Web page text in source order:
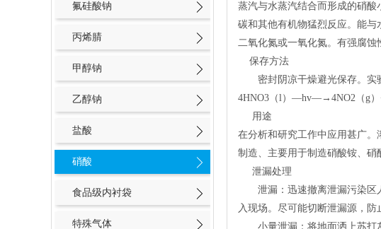
氟硅酸钠
丙烯腈
甲醇钠
乙醇钠
盐酸
硝酸
食品级内衬袋
特殊气体
蒸汽与水蒸汽结合而形成的硝酸
碳和其他有机物猛烈反应。能与
二氧化氮或一氧化氮。有强腐蚀
保存方法
密封阴凉干燥避光保存。实验
4HNO3（l）—hv—→4NO2（g）
用途
在分析和研究工作中应用甚广
制造、主要用于制造硝酸铵、硝
泄漏处理
泄漏：迅速撤离泄漏污染区人
入现场。尽可能切断泄漏源，防
小量泄漏：将地面洒上苏打灰